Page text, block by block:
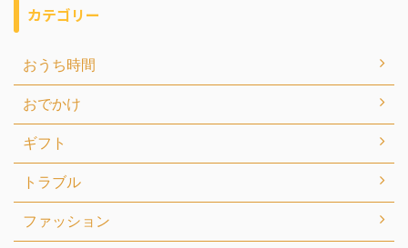
カテゴリー
おうち時間
おでかけ
ギフト
トラブル
ファッション